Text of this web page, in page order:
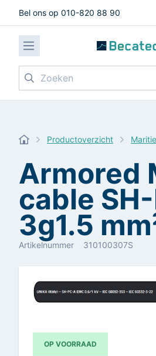
Bel ons op 010-820 88 90
Zoeken
Productoverzicht
Armored
cable
3g1.5
Artikelnummer 310100307S
OP VOORRAAD